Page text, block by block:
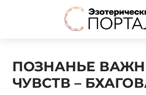
ПОЗНАНЬЕ
ЧУВСТВ –